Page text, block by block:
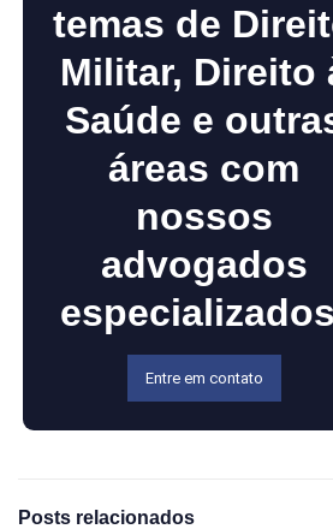
temas de
Militar, Direito
Saúde e
áreas com
nossos
advogados
Entre em contato
Posts relacionados